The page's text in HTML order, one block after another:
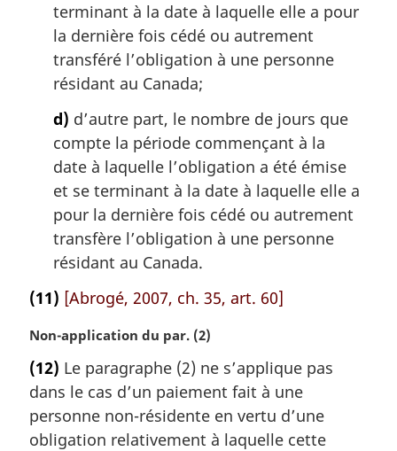
terminant à la date à laquelle elle a pour
la dernière fois cédé ou autrement
transféré l’obligation à une personne
résidant au Canada;
d) d’autre part, le nombre de jours que
compte la période commençant à la
date à laquelle l’obligation a été émise
et se terminant à la date à laquelle elle a
pour la dernière fois cédé ou autrement
transfère l’obligation à une personne
résidant au Canada.
(11) [Abrogé, 2007, ch. 35, art. 60]
N
t
e
m
a
Non-application du par. (2)
(12) Le paragraphe (2) ne s’applique pas
dans le cas d’un paiement fait à une
personne non-résidente en vertu d’une
obligation relativement à laquelle cette